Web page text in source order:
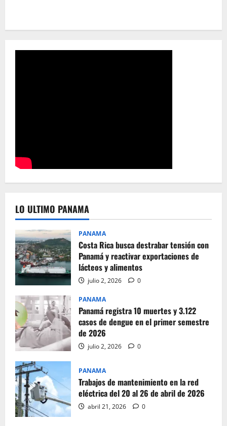
LO ULTIMO PANAMA
PANAMA
Costa Rica busca destrabar tensión con
Panamá y reactivar exportaciones de
lácteos y alimentos
julio 2, 2026 0
PANAMA
Panamá registra 10 muertes y 3.122
casos de dengue en el primer semestre
de 2026
julio 2, 2026 0
PANAMA
Trabajos de mantenimiento en la red
eléctrica del 20 al 26 de abril de 2026
abril 21, 2026 0